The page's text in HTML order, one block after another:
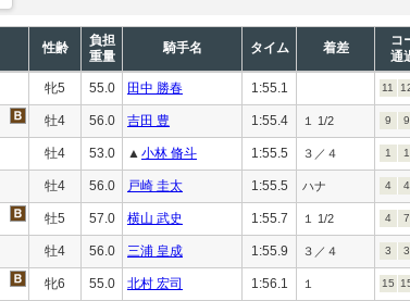
性齢
負担
重量
騎手名 タイム 着差
コ
通
牝5 55.0 田中 勝春 1:55.1 11
牡4 56.0 吉田 豊 1:55.4 １ 1/2 9 9
牡4 53.0 ▲ 小林 脩斗 1:55.5 ３／４ 1 1
牡4 56.0 戸崎 圭太 1:55.5 ハナ 4 4
牡5 57.0 横山 武史 1:55.7 １ 1/2 4 7
牡4 56.0 三浦 皇成 1:55.9 ３／４ 3 3
牝6 55.0 北村 宏司 1:56.1 １ 15